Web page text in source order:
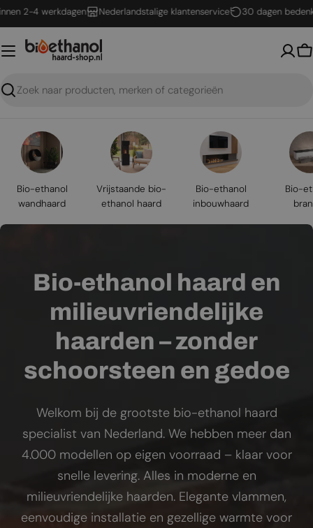
Ga
naar
inhoud
werkdagen Nederlandstalige klantenservice 30 dagen bedenktijd
Zoeken
Bio-ethanol
wandhaard
Vrijstaande bio-
ethanol haard
Bio-ethanol
inbouwhaard
Bio-
Bio-ethanol haard en
milieuvriendelijke
haarden – zonder
schoorsteen en gedoe
Welkom bij de grootste bio-ethanol haard
specialist van Nederland. We hebben meer dan
4.000 modellen op eigen voorraad – klaar voor
snelle levering. Alles in moderne en
milieuvriendelijke haarden. Elegante vlammen,
eenvoudige installatie en gezellige warmte voor